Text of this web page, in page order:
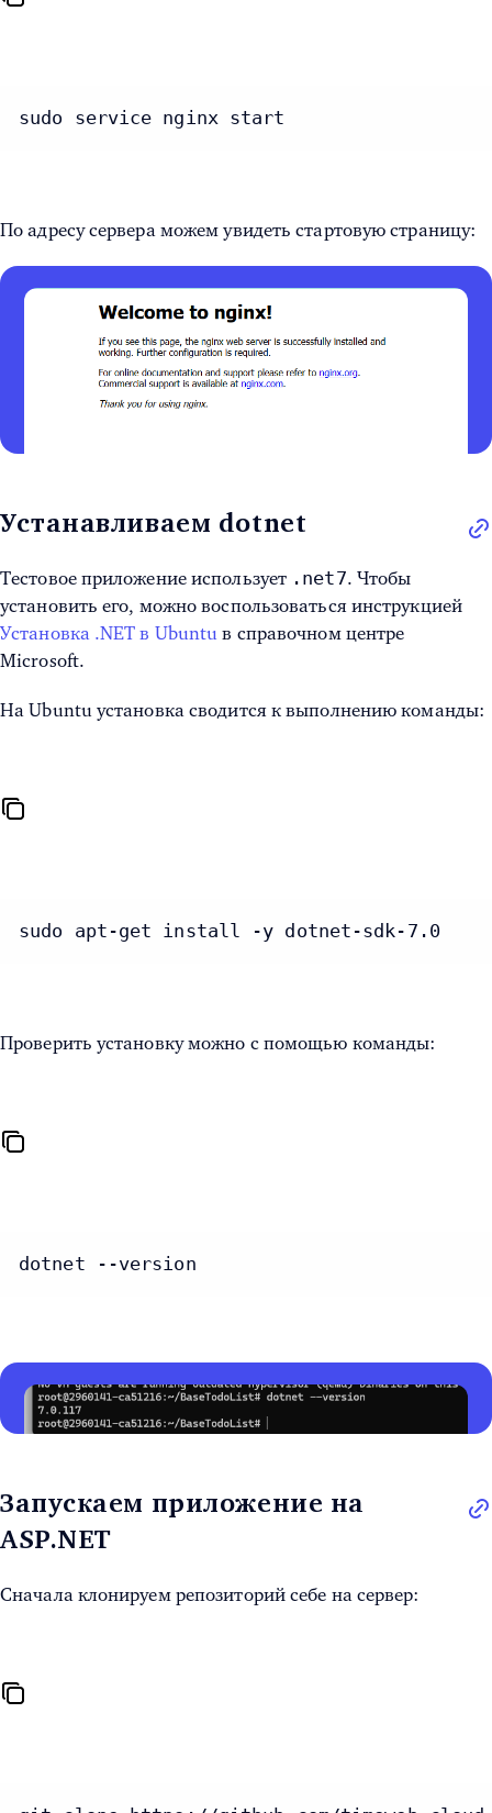
sudo service nginx start
По адресу сервера можем увидеть стартовую страницу:
Устанавливаем dotnet
Тестовое приложение использует .net7. Чтобы
установить его, можно воспользоваться инструкцией
Установка .NET в Ubuntu в справочном центре
Microsoft.
На Ubuntu установка сводится к выполнению команды:
sudo apt-get install -y dotnet-sdk-7.0
Проверить установку можно с помощью команды:
dotnet --version
Запускаем приложение на
ASP.NET
Сначала клонируем репозиторий себе на сервер: